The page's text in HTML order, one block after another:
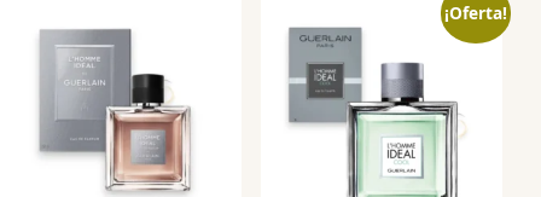
¡Oferta!